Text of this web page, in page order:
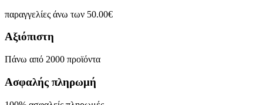
παραγγελίες άνω των 50.00€
Αξιόπιστη
Πάνω από 2000 προϊόντα
Ασφαλής πληρωμή